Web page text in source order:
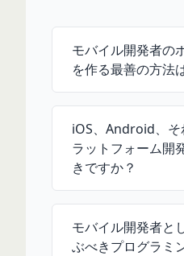
モバイル開発者の
を作る最善の方法
iOS、Android、
ラットフォーム開
きですか？
モバイル開発者と
ぶべきプログラミ